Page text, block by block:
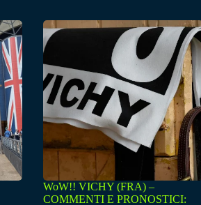
WoW!! VICHY (FRA) –
COMMENTI E PRONOSTICI: